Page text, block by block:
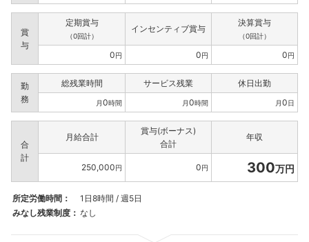
賞
与
定期賞与
（0回計）
インセンティブ賞与
決算賞与
（0回計）
0円 0円 0円
勤
務
総残業時間 サービス残業 休日出勤
月0時間 月0時間 月0日
合
計
月給合計
賞与(ボーナス)
合計
年収
250,000円 0円 300万円
所定労働時間：
1日8時間 / 週5日
みなし残業制度： なし